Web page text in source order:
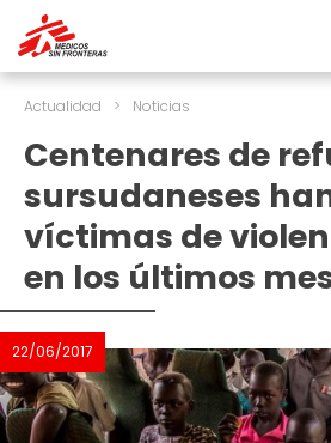
Actualidad > Noticias
Centenares de
sursudaneses
víctimas de
en los últimos
22/06/2017